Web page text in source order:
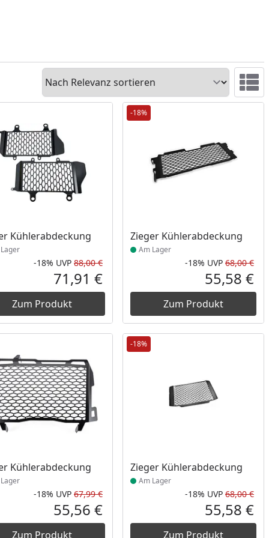
Sortieren
Preis
Kühlerabdeckung
am Lager
Rabatt in Prozent
-18%
Ursprünglicher Preis
UVP 88,00 €
Aktueller Preis
71,91 €
Zum Produkt
-18%
Zieger Kühlerabdeckung
Produkt am Lager
Am Lager
-18% UVP 68,00 €
55,58 €
Zum Produkt
Preis
Kühlerabdeckung
am Lager
Rabatt in Prozent
-18%
Ursprünglicher Preis
UVP 67,99 €
Aktueller Preis
55,56 €
Zum Produkt
-18%
Zieger Kühlerabdeckung
Produkt am Lager
Am Lager
-18% UVP 68,00 €
55,58 €
Zum Produkt